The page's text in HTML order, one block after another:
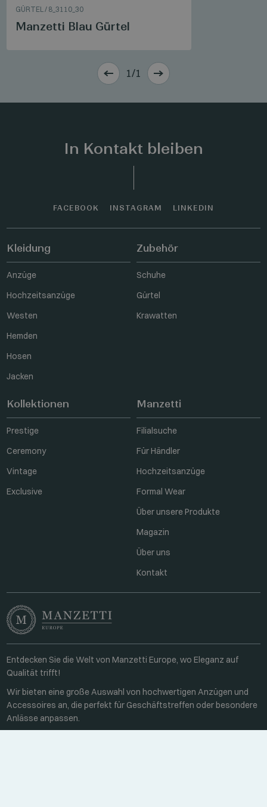
GÜRTEL / 8_3110_30
Manzetti Blau Gürtel
1/1
In Kontakt bleiben
FACEBOOK INSTAGRAM LINKEDIN
Kleidung
Anzüge
Hochzeitsanzüge
Westen
Hemden
Hosen
Jacken
Zubehör
Schuhe
Gürtel
Krawatten
Kollektionen
Prestige
Ceremony
Vintage
Exclusive
Manzetti
Filialsuche
Für Händler
Hochzeitsanzüge
Formal Wear
Über unsere Produkte
Magazin
Über uns
Kontakt
Entdecken Sie die Welt von Manzetti Europe, wo Eleganz auf
Qualität trifft!
Wir bieten eine große Auswahl von hochwertigen Anzügen und
Accessoires an, die perfekt für Geschäftstreffen oder besondere
Anlässe anpassen.